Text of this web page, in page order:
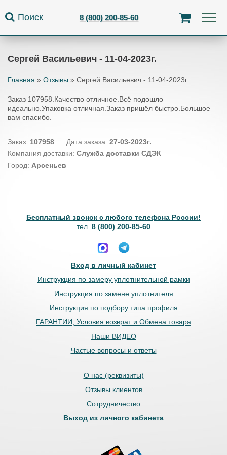
Поиск 8 (800) 200-85-60
Сергей Васильевич - 11-04-2023г.
Вы здесь
Главная » Отзывы » Сергей Васильевич - 11-04-2023г.
Заказ 107958.Качество отличное.Всё подошло
идеально.Упаковка отличная.Заказ пришёл быстро.Большое
вам спасибо.
Заказ: 107958 Дата заказа: 27-03-2023г.
Компания доставки: Служба доставки СДЭК
Город: Арсеньев
Бесплатный звонок с любого телефона России!
тел. 8 (800) 200-85-60
Вход в личный кабинет
Инструкция по замеру уплотнительной рамки
Инструкция по замене уплотнителя
Инструкция по подбору типа профиля
ГАРАНТИИ, Условия возврат и Обмена товара
Наши ВИДЕО
Частые вопросы и ответы
О нас (реквизиты)
Отзывы клиентов
Сотрудничество
Выход из личного кабинета